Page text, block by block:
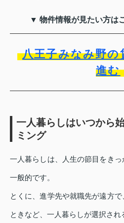
▼ 物件情報が見たい方は
八王子みなみ野の
進む
一人暮らしはいつから
ミング
一人暮らしは、人生の節目をき
一般的です。
とくに、進学先や就職先が遠方
ときなど、一人暮らしが選択され